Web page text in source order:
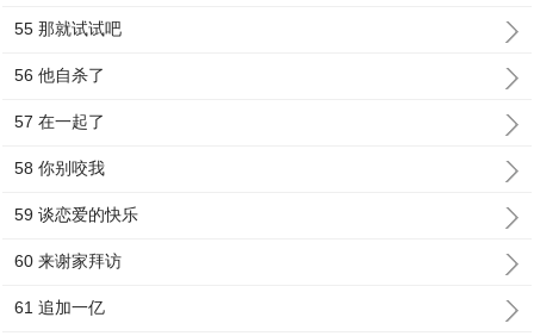
55 那就试试吧
56 他自杀了
57 在一起了
58 你别咬我
59 谈恋爱的快乐
60 来谢家拜访
61 追加一亿